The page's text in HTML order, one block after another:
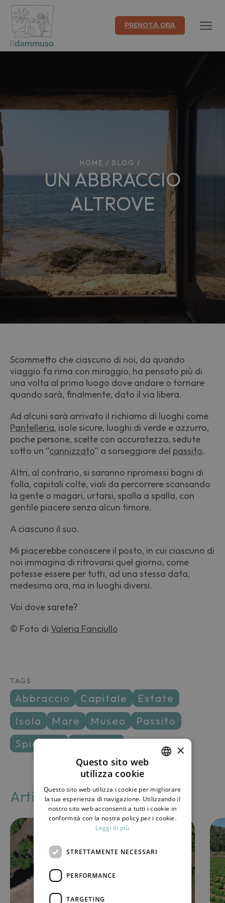
PRENOTA ORA
HOME / BLOG /
UN ABBRACCIO
ALTROVE
Scommetto che ciascuno di noi, da quando
viaggio fa rima con miraggio, ha pensato più di
una volta al primo luogo dove andare o tornare
quando sarà, finalmente, dato il via libera.
Ad alcuni sarà arrivato il richiamo di luoghi come
Pantelleria, isole sicure, luoghi di verde e azzurro,
poche persone, scelte con accuratezza, sedute
sotto un “cannizzato” a sorseggiare del passito.
Altri, al contrario, si saranno ripromessi bagni di
folla, capitali colte, viali da percorrere scansando
la gente o magari, urtarsi, spalla a spalla, con
gentile piacere senza alcun timore.
A ciascuno il suo.
Mi piacerebbe conoscere il posto, in cui ciascuno di
noi immagina di ritrovarsi quel giorno, come
potesse essere per tutti, ad una stessa data,
medesima ora, ma in luoghi diversi.
Voi dove sarete?
© Foto di Valeria Fanciullo
TAGS
abbraccio capitale
estate
isola
mare museo
passito
spiaggia
Articoli correlati ENGLISH
×
Questo sito web
utilizza cookie
Questo sito web utilizza i cookie per migliorare
la tua esperienza di navigazione. Utilizzando il
nostro sito web acconsenti a tutti i cookie in
conformità con la nostra policy per i cookie.
Leggi di più
STRETTAMENTE NECESSARI
PERFORMANCE
TARGETING